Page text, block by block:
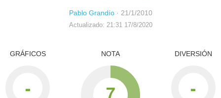
Pablo Grandío· 21/1/2010
Actualizado: 21:31 17/8/2020
GRÁFICOS
-
NOTA
7
DIVERSIÓN
-